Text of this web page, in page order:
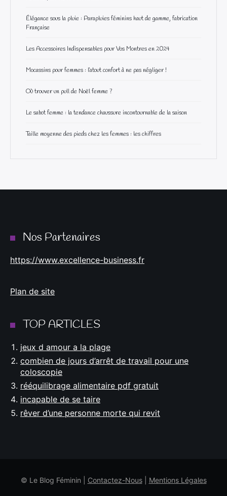
Élégance sous la pluie : Parapluies féminins haut de gamme, fabrication
Française
Les Accessoires Indispensables pour Vos Montres en 2024
Mocassins pour femmes : l’atout confort à ne pas négliger !
Où trouver un pull de Noël femme ?
Le sabot femme : la tendance chaussure incontournable de la saison
Taille moyenne des pieds chez les femmes : les chiffres
Nos Partenaires
https://www.excellence-business.fr
Plan de site
TOP ARTICLES
jeux d amour a la plage
combien de jours d’arrêt de travail pour une
coloscopie
rééquilibrage alimentaire pdf gratuit
incapable de se taire
rêver d’une personne morte qui revit
© Le Blog Féminin | Contactez-Nous| Mentions Légales